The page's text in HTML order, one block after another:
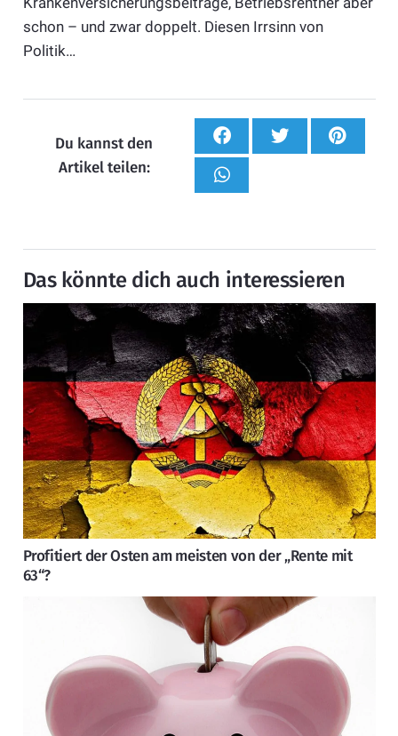
schon – und zwar doppelt. Diesen Irrsinn von
Politik…
Du kannst den
Artikel teilen:
Das könnte dich auch interessieren
Profitiert der Osten am meisten von der „Rente mit
63“?